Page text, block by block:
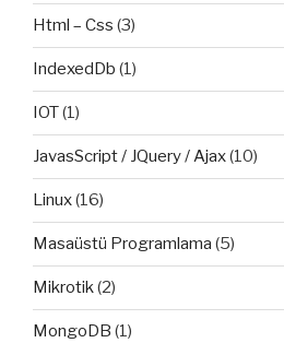
Html – Css (3)
IndexedDb (1)
IOT(1)
JavasScript / JQuery / Ajax(10)
Linux(16)
Masaüstü Programlama (5)
Mikrotik(2)
MongoDB (1)